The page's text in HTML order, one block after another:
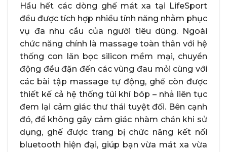
Hầu hết các dòng ghế mát xa tại LifeSport
đều được tích hợp nhiều tính năng nhằm phục
vụ đa nhu cầu của người tiêu dùng. Ngoài
chức năng chính là massage toàn thân với hệ
thống con lăn bọc silicon mềm mại, chuyển
động đều đặn đến các vùng đau mỏi cùng với
các bài tập massage tự động, ghế còn được
thiết kế cả hệ thống túi khí bóp – nhả liên tục
đem lại cảm giác thư thái tuyệt đối. Bên cạnh
đó, để không gây cảm giác nhàm chán khi sử
dụng, ghế được trang bị chức năng kết nối
bluetooth hiện đại, giúp bạn vừa mát xa vừa